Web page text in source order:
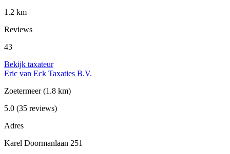
1.2 km
Reviews
43
Bekijk taxateur
Eric van Eck Taxaties B.V.
Zoetermeer(1.8 km)
5.0 (35 reviews)
Adres
Karel Doormanlaan 251